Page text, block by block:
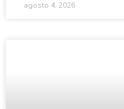
agosto 4, 2026